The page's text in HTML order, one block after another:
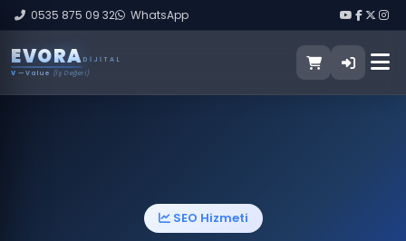
0535 875 09 32 WhatsApp
EVORA DIJITAL
V — Value (İş Değeri)
SEO Hizmeti